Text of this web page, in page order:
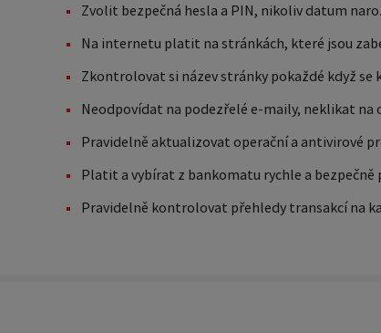
Zvolit bezpečná hesla a PIN, nikoliv datum
Na internetu platit na stránkách, které jsou
Zkontrolovat si název stránky pokaždé když
Neodpovídat na podezřelé e-maily, neklikat na
Pravidelně aktualizovat operační a antivirové
Platit a vybírat z bankomatu rychle a bezpečně
Pravidelně kontrolovat přehledy transakcí na